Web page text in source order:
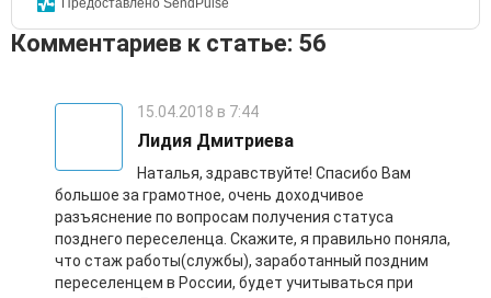
(17
Предоставлено SendPulse
Комментариев к статье: 56
15.04.2018 в 7:44
Лидия Дмитриева
Наталья, здравствуйте! Спасибо Вам
большое за грамотное, очень доходчивое
разъяснение по вопросам получения статуса
позднего переселенца. Скажите, я правильно поняла,
что стаж работы(службы), заработанный поздним
переселенцем в России, будет учитываться при